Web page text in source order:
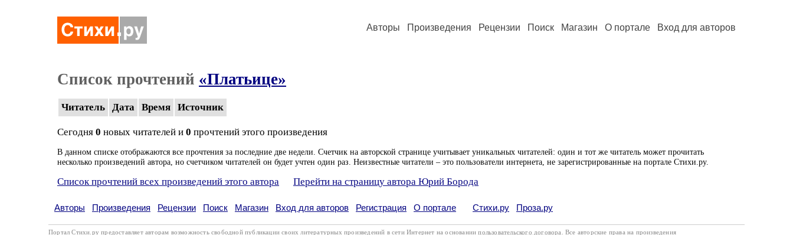
Авторы Произведения Рецензии Поиск Магазин О портале Вход для авторов
Список прочтений «Платьице»
Читатель Дата Время Источник
Сегодня 0 новых читателей и 0 прочтений этого произведения
В данном списке отображаются все прочтения за последние две недели. Счетчик на авторской странице учитывает уникальных читателей: один и тот же читатель может прочитать
несколько произведений автора, но счетчиком читателей он будет учтен один раз. Неизвестные читатели – это пользователи интернета, не зарегистрированные на портале Стихи.ру.
Список прочтений всех произведений этого автора Перейти на страницу автора Юрий Борода
Авторы Произведения Рецензии Поиск Магазин Вход для авторов Регистрация О портале Стихи.ру Проза.ру
Портал Стихи.ру предоставляет авторам возможность свободной публикации своих литературных произведений в сети Интернет на основаниипользовательского договора
. Все авторские права на произведения